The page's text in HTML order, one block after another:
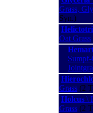
Grass,
Syn.)
Oat Grass
Grass (2
Holcus \
Grass (2